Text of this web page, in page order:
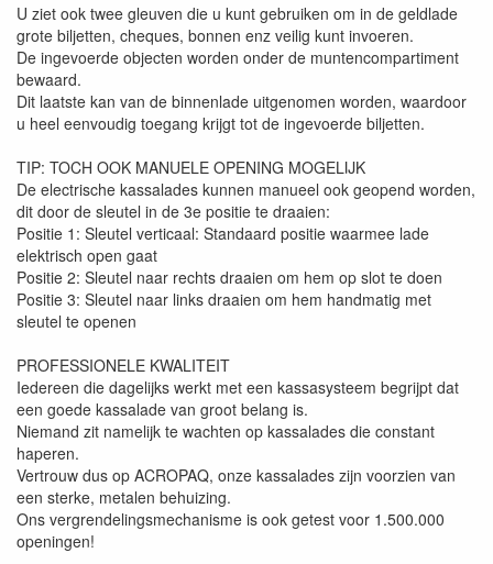
U ziet ook twee gleuven die u kunt gebruiken om in de geldlade
grote biljetten, cheques, bonnen enz veilig kunt invoeren.
De ingevoerde objecten worden onder de muntencompartiment
bewaard.
Dit laatste kan van de binnenlade uitgenomen worden, waardoor
u heel eenvoudig toegang krijgt tot de ingevoerde biljetten.
TIP: TOCH OOK MANUELE OPENING MOGELIJK
De electrische kassalades kunnen manueel ook geopend worden,
dit door de sleutel in de 3e positie te draaien:
Positie 1: Sleutel verticaal: Standaard positie waarmee lade
elektrisch open gaat
Positie 2: Sleutel naar rechts draaien om hem op slot te doen
Positie 3: Sleutel naar links draaien om hem handmatig met
sleutel te openen
PROFESSIONELE KWALITEIT
Iedereen die dagelijks werkt met een kassasysteem begrijpt dat
een goede kassalade van groot belang is.
Niemand zit namelijk te wachten op kassalades die constant
haperen.
Vertrouw dus op ACROPAQ, onze kassalades zijn voorzien van
een sterke, metalen behuizing.
Ons vergrendelingsmechanisme is ook getest voor 1.500.000
openingen!